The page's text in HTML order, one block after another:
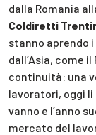
dalla Romania
Coldiretti
stanno aprendo
dall’Asia, come
continuità: una
lavoratori, oggi
vanno e l’anno
mercato del